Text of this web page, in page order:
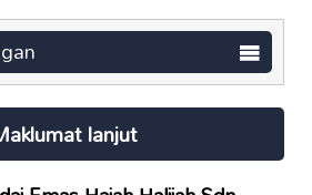
lanjut